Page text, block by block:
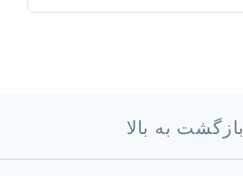
بازگشت به بالا